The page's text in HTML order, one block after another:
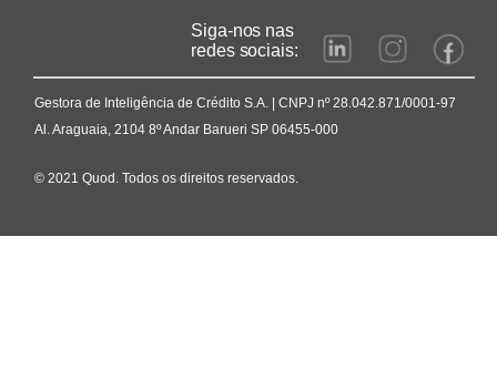
Siga-nos nas
redes sociais:
Gestora de Inteligência de Crédito S.A. | CNPJ nº 28.042.871/0001-97
Al. Araguaia, 2104 8º Andar Barueri SP 06455-000
© 2021 Quod. Todos os direitos reservados.